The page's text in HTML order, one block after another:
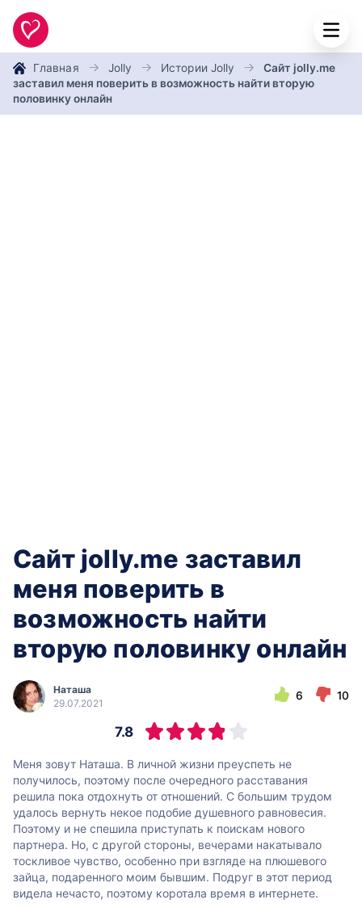
Главная Jolly Истории Jolly
Сайт jolly.me
заставил меня поверить в возможность найти вторую
половинку онлайн
Сайт jolly.me заставил
меня поверить в
возможность найти
вторую половинку онлайн
Наташа
29.07.2021
7.8
6 10
Меня зовут Наташа. В личной жизни преуспеть не
получилось, поэтому после очередного расставания
решила пока отдохнуть от отношений. С большим трудом
удалось вернуть некое подобие душевного равновесия.
Поэтому и не спешила приступать к поискам нового
партнера. Но, с другой стороны, вечерами накатывало
тоскливое чувство, особенно при взгляде на плюшевого
зайца, подаренного моим бывшим. Подруг в этот период
видела нечасто, поэтому коротала время в интернете.